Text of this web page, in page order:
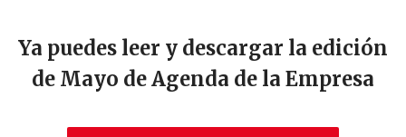
Ya puedes leer y descargar la edición
de Mayo de Agenda de la Empresa